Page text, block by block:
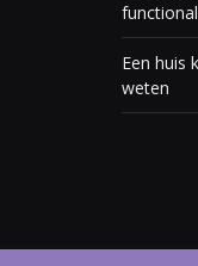
Een huis
weten